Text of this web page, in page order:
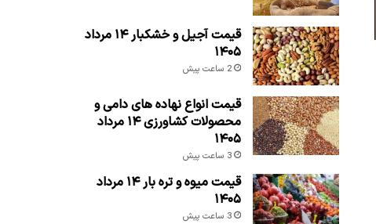
قیمت آجیل و خشکبار ۱۴ مرداد
۱۴۰۵
2 ساعت پیش
قیمت انواع نهاده های دامی و
محصولات کشاورزی ۱۴ مرداد
۱۴۰۵
3 ساعت پیش
قیمت میوه و تره بار ۱۴ مرداد
۱۴۰۵
3 ساعت پیش